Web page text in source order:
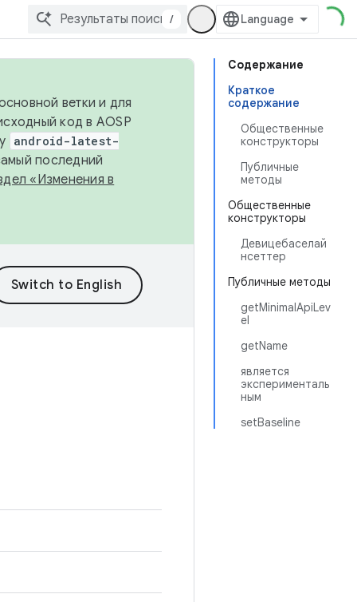
/
Содержание
Краткое
содержание
Общественные
конструкторы
Публичные
методы
Общественные
конструкторы
Девицебаселай
нсеттер
Публичные методы
getMinimalApiLev
el
getName
является
эксперименталь
ным
setBaseline
ветки и для
код в AOSP
android-latest-
последний
«Изменения в